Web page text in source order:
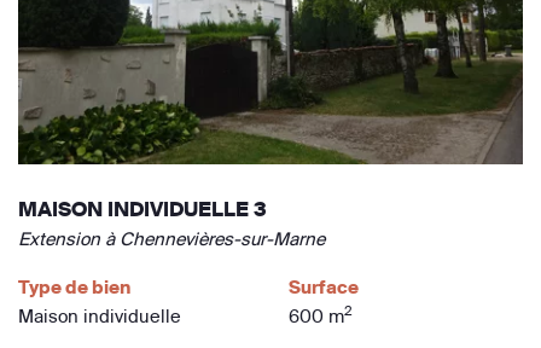
MAISON INDIVIDUELLE 3
Extension à Chennevières-sur-Marne
Type de bien
Maison individuelle
Surface
600 m2